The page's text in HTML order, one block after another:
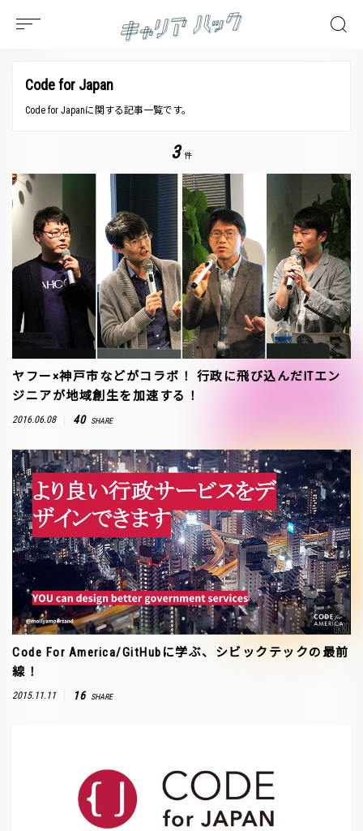
Code for Japan
Code for Japanに関する記事一覧です。
3 件
ヤフー×神戸市などがコラボ！ 行政に飛び込んだITエン
ジニアが地域創生を加速する！
2016.06.08 40 SHARE
Code For America/GitHubに学ぶ、シビックテックの最前
線！
2015.11.11 16 SHARE